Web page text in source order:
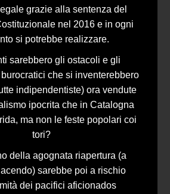
grazie alla sentenza del
nel 2016 e in ogni
si potrebbe realizzare.
sarebbero gli ostacoli e gli
che si inventerebbero
indipendentiste) ora vendute
ipocrita che in Catalogna
ma non le feste popolari coi
tori?
della agognata riapertura (a
sarebbe poi a rischio
dei pacifici aficionados